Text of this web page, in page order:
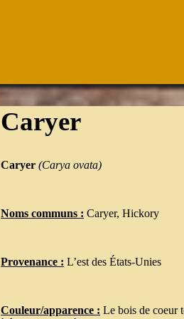
Caryer
Caryer (Carya ovata)
Noms communs : Caryer, Hickory
Provenance : L’est des États-Unies
Couleur/apparence : Le bois de coeur